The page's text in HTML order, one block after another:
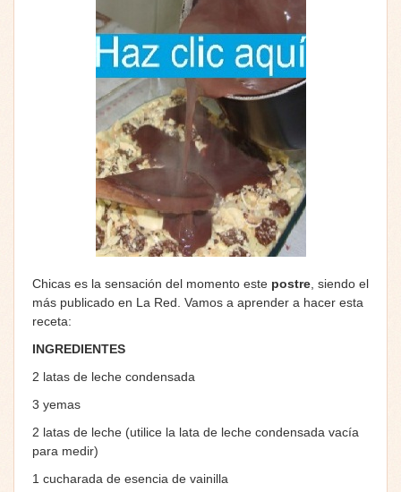
Chicas es la sensación del momento este postre , siendo el
más publicado en La Red. Vamos a aprender a hacer esta
receta:
INGREDIENTES
2 latas de leche condensada
3 yemas
2 latas de leche (utilice la lata de leche condensada vacía
para medir)
1 cucharada de esencia de vainilla